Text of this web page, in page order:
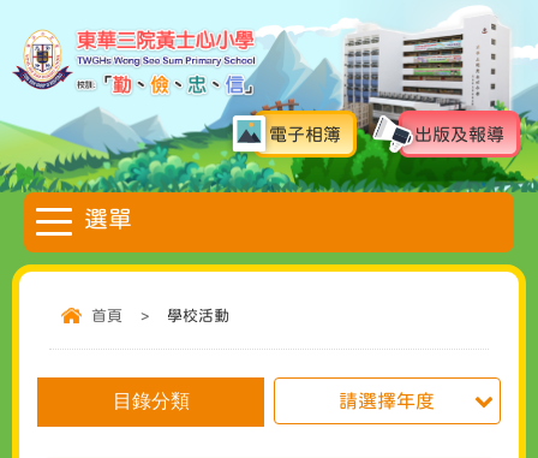
電子相簿 出版及報導
首頁 > 學校活動
請選擇年度
目錄分類